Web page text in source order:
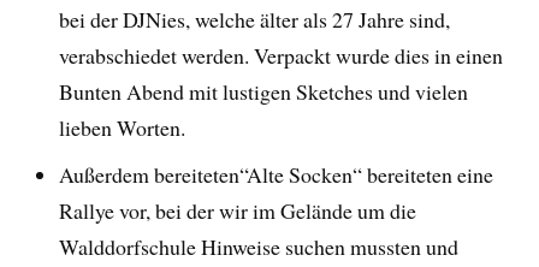
bei der DJNies, welche älter als 27 Jahre sind,
verabschiedet werden. Verpackt wurde dies in einen
Bunten Abend mit lustigen Sketches und vielen
lieben Worten.
Außerdem bereiteten“Alte Socken“ bereiteten eine
Rallye vor, bei der wir im Gelände um die
Walddorfschule Hinweise suchen mussten und